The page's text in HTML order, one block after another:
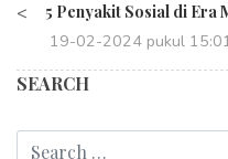
< 5 Penyakit Sosial di Era
19-02-2024 pukul
SEARCH